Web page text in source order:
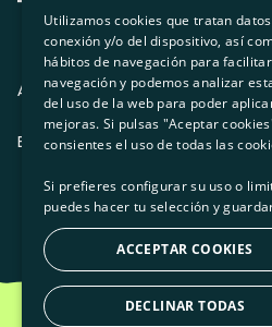
Contacto
Actualidad
O recuncho da socia
Prensa
Trabaja con nosotros
Aviso legalPolítica de privacidad
ES CAGLEU
Utilizamos cookies que tratan
conexión y/o del dispositivo, así
hábitos de navegación para
navegación y podemos analizar
del uso de la web para poder
mejoras. Si pulsas "Aceptar
consientes el uso de todas las
Si prefieres configurar su uso o
puedes hacer tu selección y
ACCEPTAR COOKIES
DECLINAR TODAS